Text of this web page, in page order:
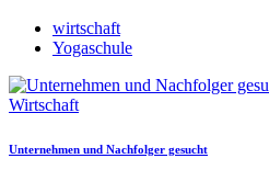
wirtschaft
Yogaschule
Wirtschaft
Unternehmen und Nachfolger gesucht